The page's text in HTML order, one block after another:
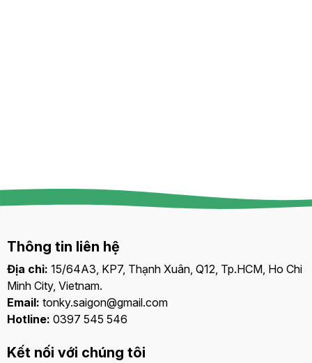
Thông tin liên hệ
Địa chỉ: 15/64A3, KP7, Thạnh Xuân, Q12, Tp.HCM, Ho Chi
Minh City, Vietnam.
Email: tonky.saigon@gmail.com
Hotline: 0397 545 546
Kết nối với chúng tôi